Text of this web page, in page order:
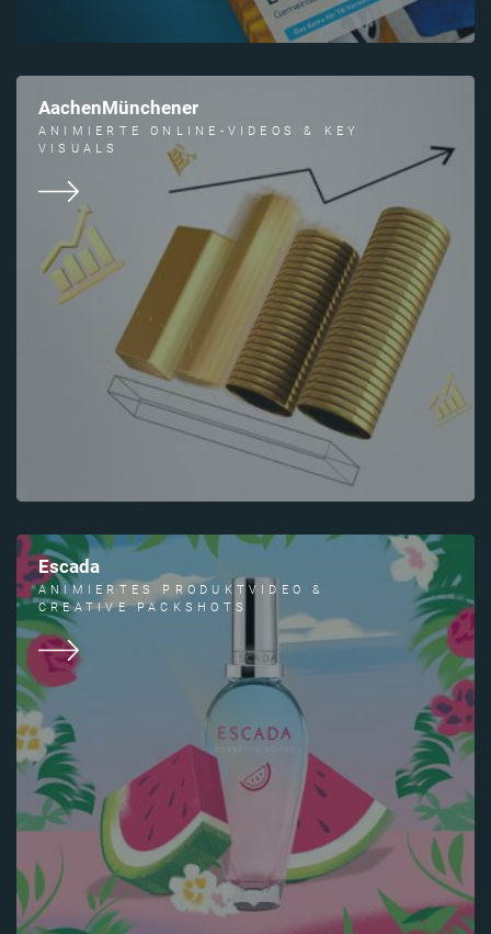
AachenMünchener
ANIMIERTE ONLINE-VIDEOS & KEY
VISUALS
Escada
ANIMIERTES PRODUKTVIDEO &
CREATIVE PACKSHOTS